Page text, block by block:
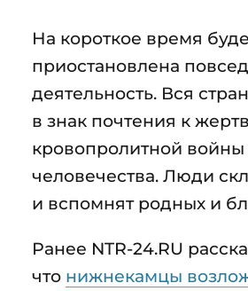
На короткое время
приостановлена
деятельность. Вся
в знак почтения к
кровопролитной войны
человечества. Люди
и вспомнят родных и
Ранее NTR-24.RU
что нижнекамцы